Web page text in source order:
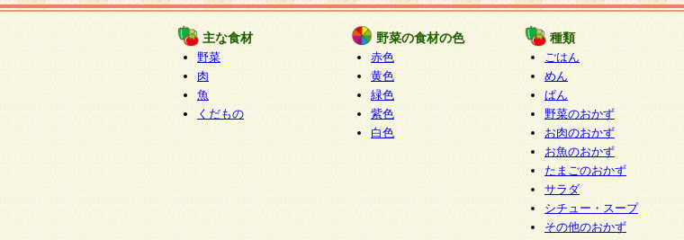
個人情報を与えることは任意ですが、個人情報の取扱いについて同意をいただけない場
合には、当社のサービスの提供、お客様からのお問い合わせ・ご相談への対応ができな
い場合がございますのでご了承ください。
主な食材
野菜
肉
魚
くだもの
野菜の食材の色
赤色
黄色
緑色
紫色
白色
種類
ごはん
めん
ぱん
野菜のおかず
お肉のおかず
お魚のおかず
たまごのおかず
サラダ
シチュー・スープ
その他のおかず